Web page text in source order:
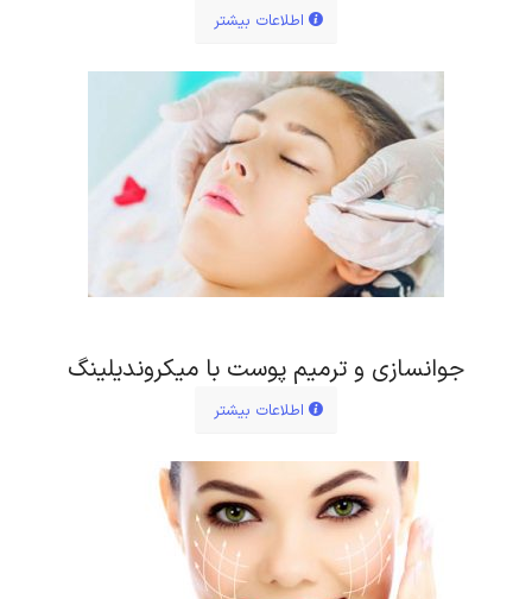
اطلاعات بیشتر
جوانسازی و ترمیم پوست با میکروندیلینگ
اطلاعات بیشتر